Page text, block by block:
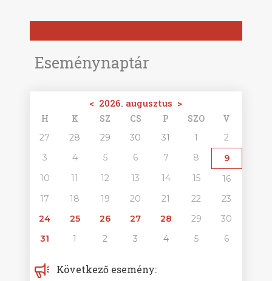
Eseménynaptár
< 2026. augusztus >
H K SZ CS P SZO V
27 28 29 30 31 1
2
3
4 5 6 7 8
9
10
11 12 13 14 15
16
17
18 19 20 21 22
23
24
25 26 27 28 29
30
31
1 2 3 4 5 6
Következő esemény: